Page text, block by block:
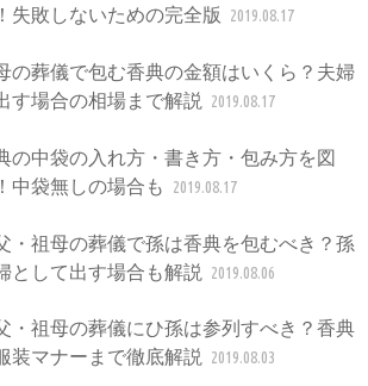
失敗しないための完全版
2019.08.17
の葬儀で包む香典の金額はいくら？夫婦
す場合の相場まで解説
2019.08.17
の中袋の入れ方・書き方・包み方を図
中袋無しの場合も
2019.08.17
・祖母の葬儀で孫は香典を包むべき？孫
として出す場合も解説
2019.08.06
・祖母の葬儀にひ孫は参列すべき？香典
装マナーまで徹底解説
2019.08.03